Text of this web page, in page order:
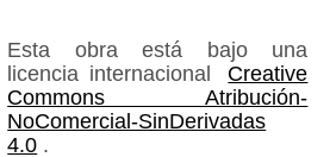
Esta obra está bajo una
licencia internacional
Creative
Commons Atribución-
NoComercial-SinDerivadas
4.0 .